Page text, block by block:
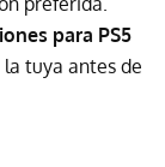
para PS5
la tuya antes de